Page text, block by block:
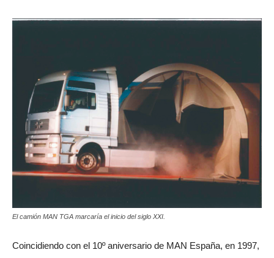
El camión MAN TGA marcaría el inicio del siglo XXI.
Coincidiendo con el 10º aniversario de MAN España, en 1997,